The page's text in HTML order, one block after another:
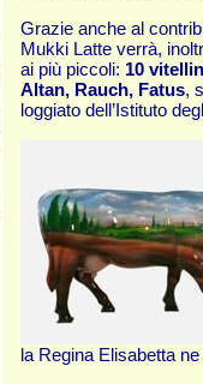
Grazie anche al
Mukki Latte verrà,
ai più piccoli: 10
Altan, Rauch, Fatus,
loggiato dell’Istituto
la Regina Elisabetta